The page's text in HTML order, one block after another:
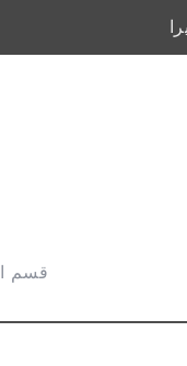
قسم